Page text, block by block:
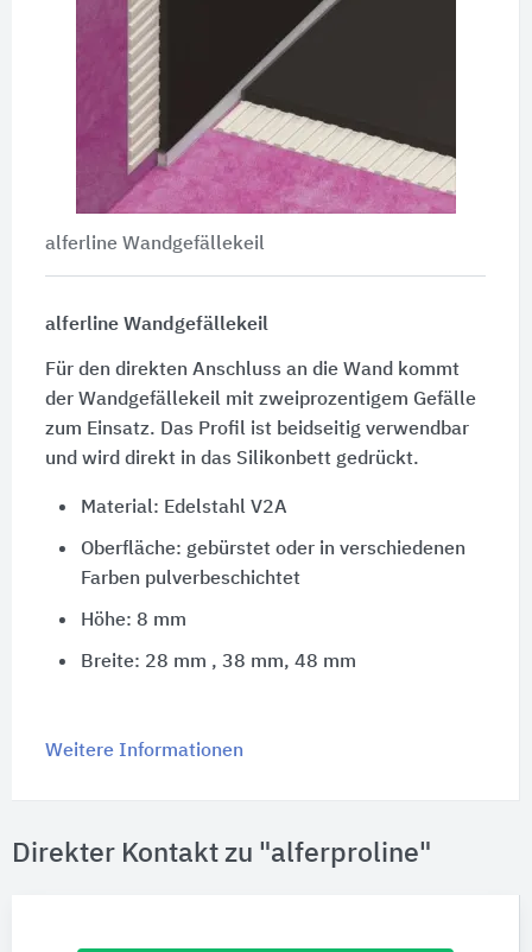
alferline Wandgefällekeil
alferline Wandgefällekeil
Für den direkten Anschluss an die Wand kommt
der Wandgefällekeil mit zweiprozentigem Gefälle
zum Einsatz. Das Profil ist beidseitig verwendbar
und wird direkt in das Silikonbett gedrückt.
Material: Edelstahl V2A
Oberfläche: gebürstet oder in verschiedenen
Farben pulverbeschichtet
Höhe: 8 mm
Breite: 28 mm , 38 mm, 48 mm
Weitere Informationen
Direkter Kontakt zu "alferproline"